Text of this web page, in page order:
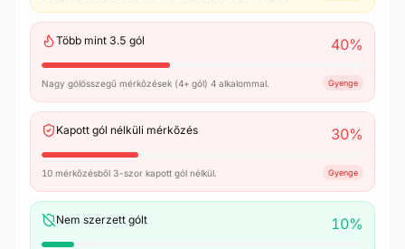
Több mint 3.5 gól 40%
Nagy gólösszegű mérkőzések (4+ gól) 4 alkalommal. Gyenge
Kapott gól nélküli mérkőzés 30%
10 mérkőzésből 3-szor kapott gól nélkül. Gyenge
Nem szerzett gólt 10%